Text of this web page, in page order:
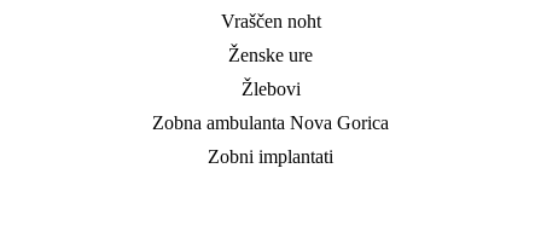
Vraščen noht
Ženske ure
Žlebovi
Zobna ambulanta Nova Gorica
Zobni implantati